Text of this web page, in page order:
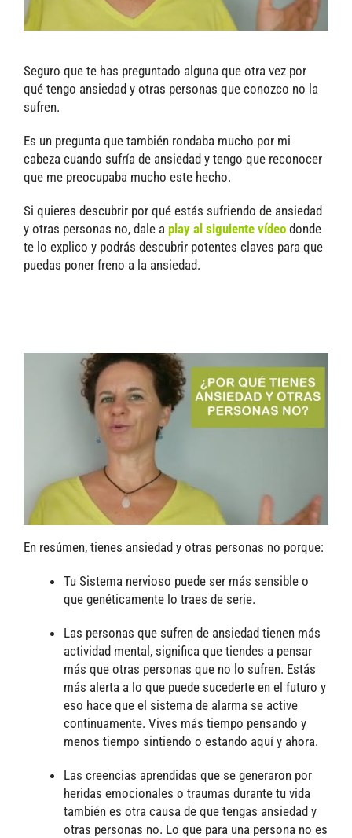
Seguro que te has preguntado alguna que otra vez por
qué tengo ansiedad y otras personas que conozco no la
sufren.
Es un pregunta que también rondaba mucho por mi
cabeza cuando sufría de ansiedad y tengo que reconocer
que me preocupaba mucho este hecho.
Si quieres descubrir por qué estás sufriendo de ansiedad
y otras personas no, dale a play al siguiente vídeo donde
te lo explico y podrás descubrir potentes claves para que
puedas poner freno a la ansiedad.
En resúmen, tienes ansiedad y otras personas no porque:
Tu Sistema nervioso puede ser más sensible o
que genéticamente lo traes de serie.
Las personas que sufren de ansiedad tienen más
actividad mental, significa que tiendes a pensar
más que otras personas que no lo sufren. Estás
más alerta a lo que puede sucederte en el futuro y
eso hace que el sistema de alarma se active
continuamente. Vives más tiempo pensando y
menos tiempo sintiendo o estando aquí y ahora.
Las creencias aprendidas que se generaron por
heridas emocionales o traumas durante tu vida
también es otra causa de que tengas ansiedad y
otras personas no. Lo que para una persona no es